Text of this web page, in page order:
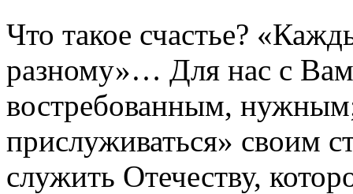
Что такое счастье?
разному»… Для нас с
востребованным,
прислуживаться» своим
служить Отечеству,